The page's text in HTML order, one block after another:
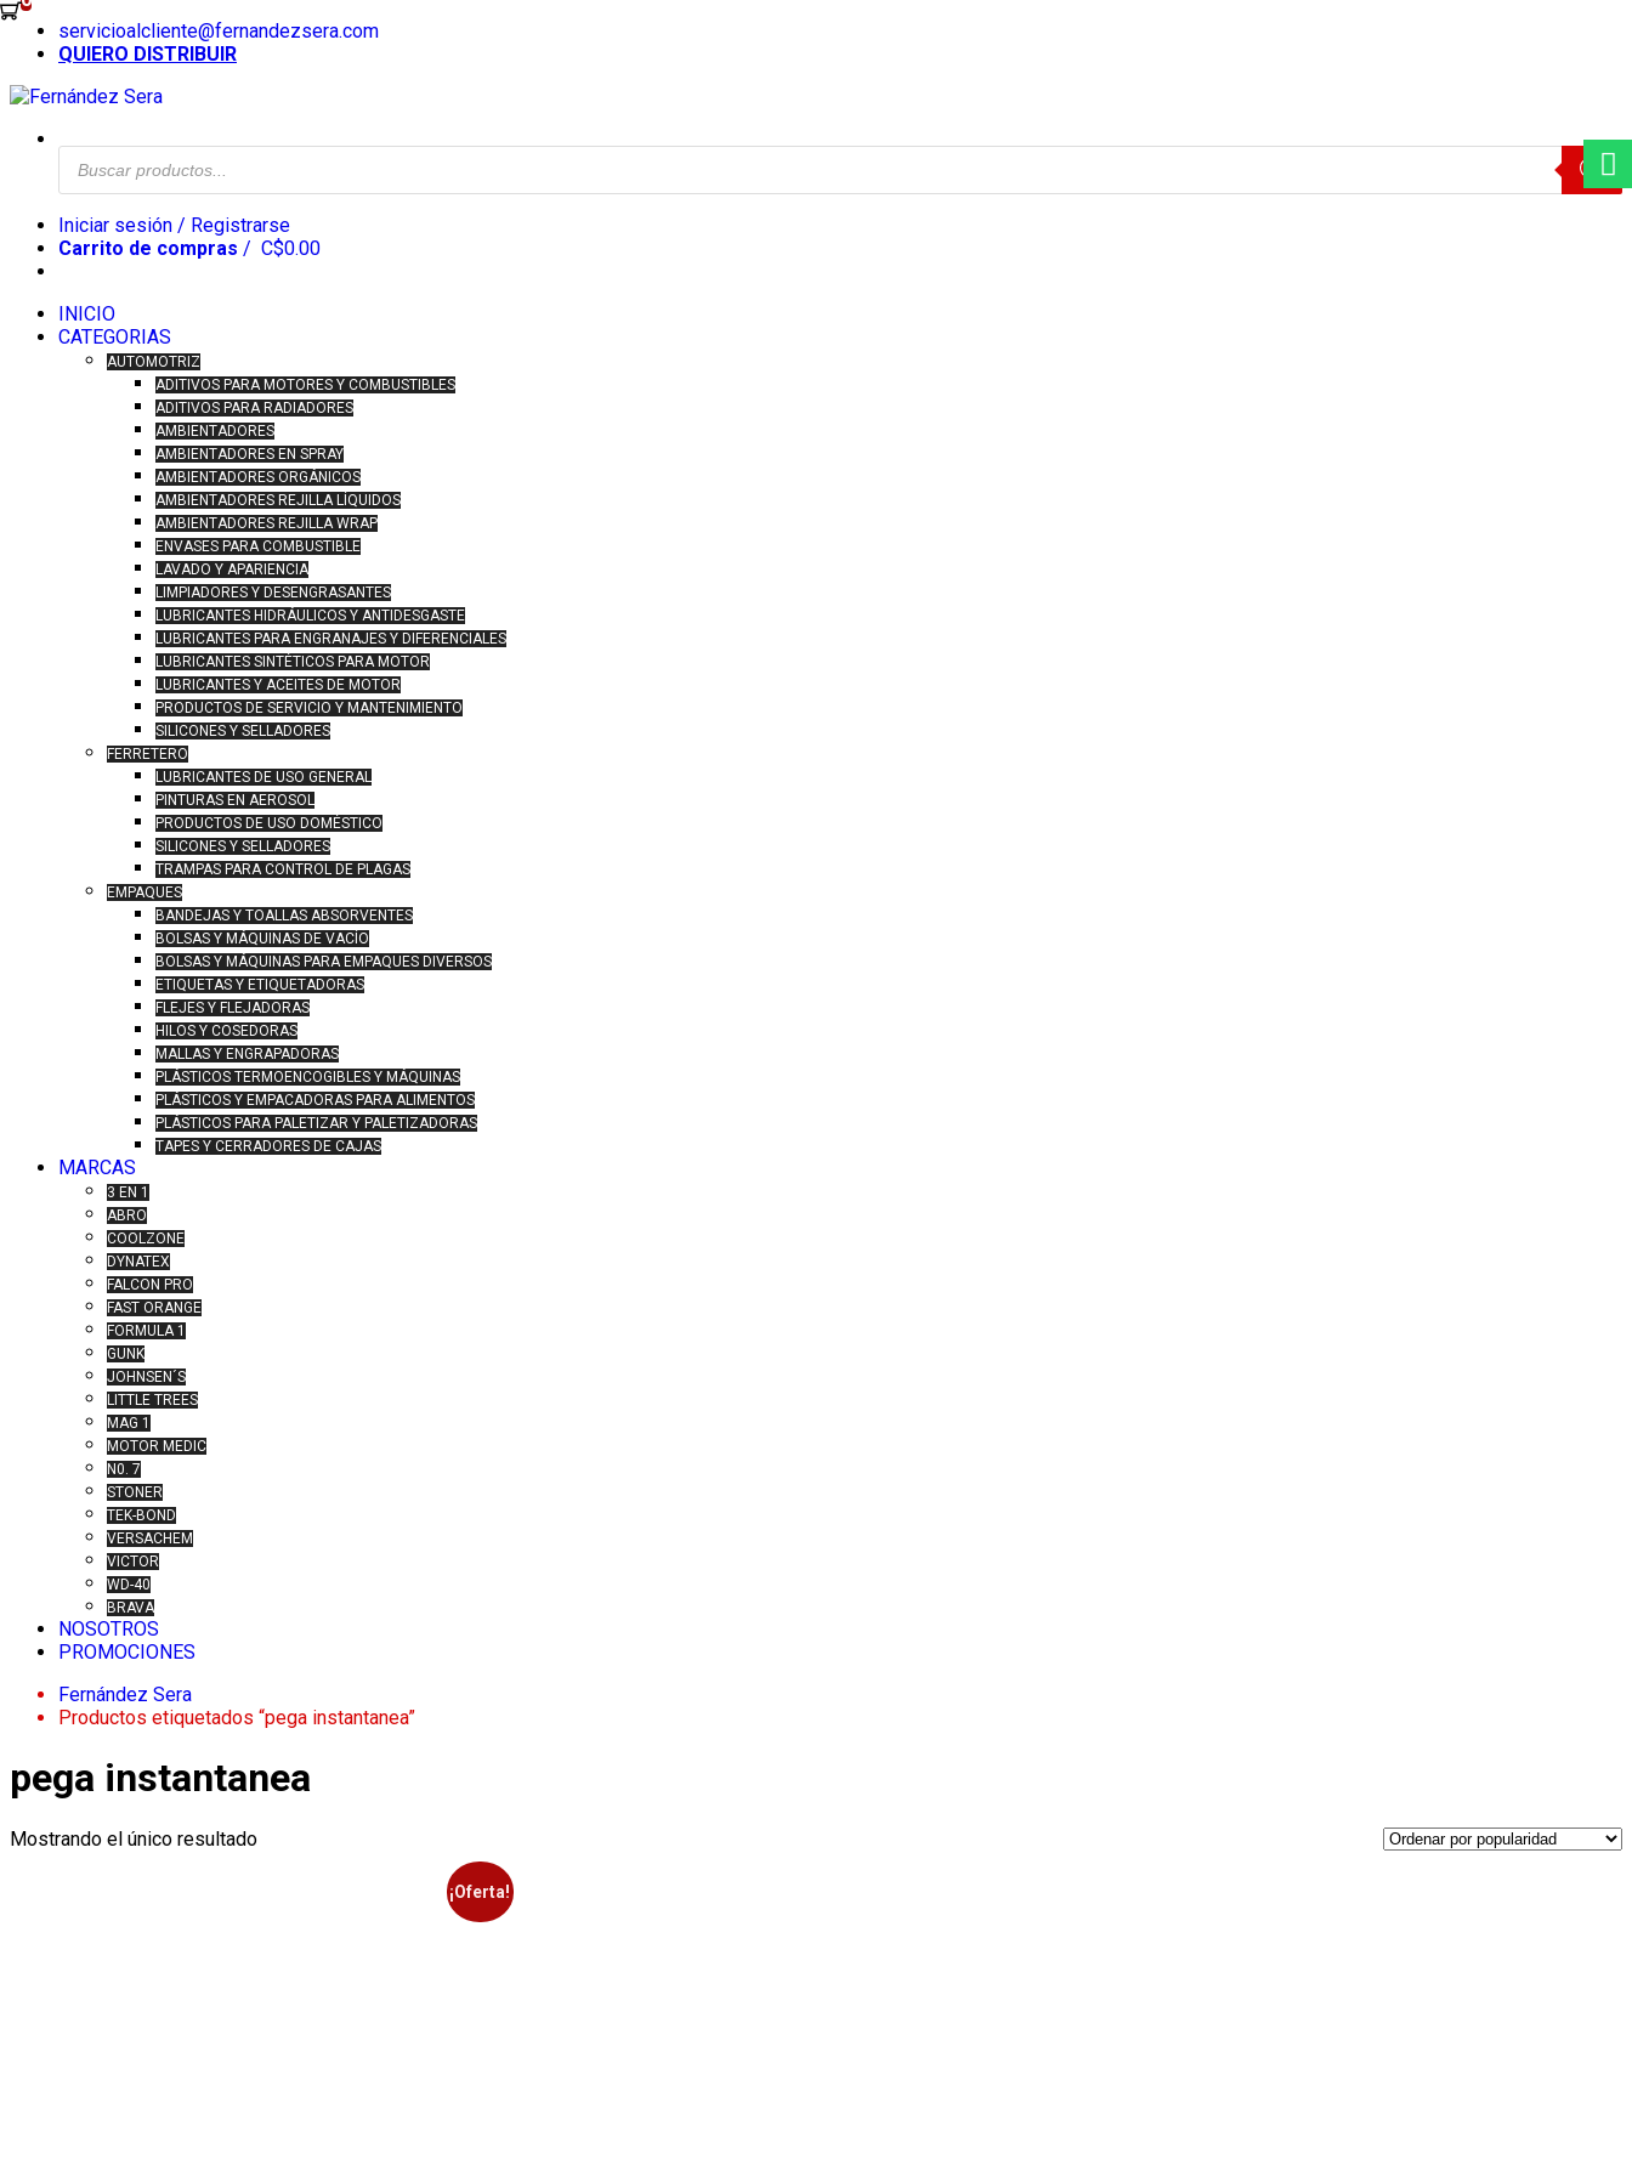
Skip
servicioalcliente@fernandezsera.com
QUIERO DISTRIBUIR
Búsqueda
de
productos
Iniciar sesión / Registrarse
Carrito de compras / C$0.00
INICIO
CATEGORIAS
AUTOMOTRIZ
ADITIVOS PARA MOTORES Y COMBUSTIBLES
ADITIVOS PARA RADIADORES
AMBIENTADORES
AMBIENTADORES EN SPRAY
AMBIENTADORES ORGÁNICOS
AMBIENTADORES REJILLA LÍQUIDOS
AMBIENTADORES REJILLA WRAP
ENVASES PARA COMBUSTIBLE
LAVADO Y APARIENCIA
LIMPIADORES Y DESENGRASANTES
LUBRICANTES HIDRÁULICOS Y ANTIDESGASTE
LUBRICANTES PARA ENGRANAJES Y DIFERENCIALES
LUBRICANTES SINTÉTICOS PARA MOTOR
LUBRICANTES Y ACEITES DE MOTOR
PRODUCTOS DE SERVICIO Y MANTENIMIENTO
SILICONES Y SELLADORES
FERRETERO
LUBRICANTES DE USO GENERAL
PINTURAS EN AEROSOL
PRODUCTOS DE USO DOMÉSTICO
SILICONES Y SELLADORES
TRAMPAS PARA CONTROL DE PLAGAS
EMPAQUES
BANDEJAS Y TOALLAS ABSORVENTES
BOLSAS Y MÁQUINAS DE VACÍO
BOLSAS Y MÁQUINAS PARA EMPAQUES DIVERSOS
ETIQUETAS Y ETIQUETADORAS
FLEJES Y FLEJADORAS
HILOS Y COSEDORAS
MALLAS Y ENGRAPADORAS
PLÁSTICOS TERMOENCOGIBLES Y MÁQUINAS
PLÁSTICOS Y EMPACADORAS PARA ALIMENTOS
PLÁSTICOS PARA PALETIZAR Y PALETIZADORAS
TAPES Y CERRADORES DE CAJAS
MARCAS
3 EN 1
ABRO
COOLZONE
DYNATEX
FALCON PRO
FAST ORANGE
FORMULA 1
GUNK
JOHNSEN´S
LITTLE TREES
MAG 1
MOTOR MEDIC
N0. 7
STONER
TEK-BOND
VERSACHEM
VICTOR
WD-40
BRAVA
NOSOTROS
PROMOCIONES
Fernández Sera
Productos etiquetados “pega instantanea”
pega instantanea
Mostrando el único resultado
¡Oferta!